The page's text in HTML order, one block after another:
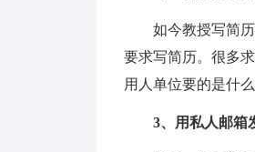
如今教授写简
要求写简历。很多
用人单位要的是什
3、用私人邮箱